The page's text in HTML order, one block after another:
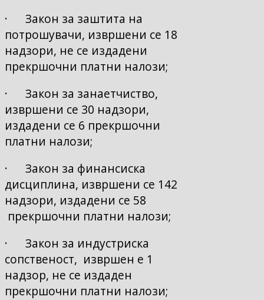
· Закон за заштита на
потрошувачи, извршени се 18
надзори, не се издадени
прекршочни платни налози;
· Закон за занаетчиство,
извршени се 30 надзори,
издадени се 6 прекршочни
платни налози;
· Закон за финансиска
дисциплина, извршени се 142
надзори, издадени се 58
прекршочни платни налози;
· Закон за индустриска
сопственост, извршен е 1
надзор, не се издаден
прекршочни платни налози;